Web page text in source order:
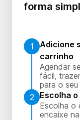
forma
1
Adicione
carrinho
Agendar
fácil,
para o
2
Escolha
Escolha o
encaixe